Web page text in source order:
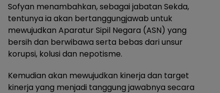
Sofyan menambahkan, sebagai jabatan Sekda,
tentunya ia akan bertanggungjawab untuk
mewujudkan Aparatur Sipil Negara (ASN) yang
bersih dan berwibawa serta bebas dari unsur
korupsi, kolusi dan nepotisme.
Kemudian akan mewujudkan kinerja dan target
kinerja yang menjadi tanggung jawabnya secara